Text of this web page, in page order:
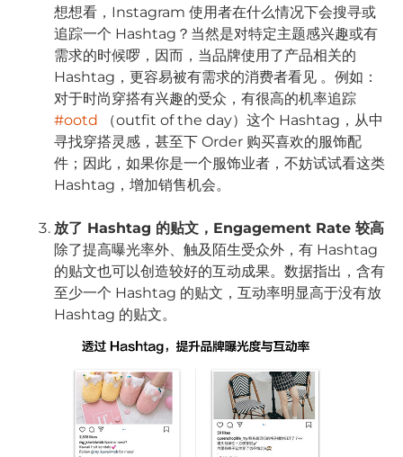
想想看，Instagram 使用者在什么情况下会搜寻或
追踪一个 Hashtag？当然是对特定主题感兴趣或有
需求的时候啰，因而，当品牌使用了产品相关的
Hashtag，更容易被有需求的消费者看见 。例如：
对于时尚穿搭有兴趣的受众，有很高的机率追踪
#ootd （outfit of the day）这个 Hashtag，从中
寻找穿搭灵感，甚至下 Order 购买喜欢的服饰配
件；因此，如果你是一个服饰业者，不妨试试看这类
Hashtag，增加销售机会。
放了 Hashtag 的贴文，Engagement Rate 较高
除了提高曝光率外、触及陌生受众外，有 Hashtag
的贴文也可以创造较好的互动成果。数据指出，含有
至少一个 Hashtag 的贴文，互动率明显高于没有放
Hashtag 的贴文。